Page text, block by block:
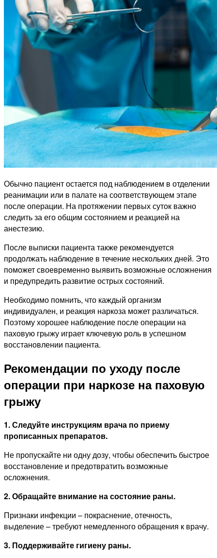
Обычно пациент остается под наблюдением в отделении
реанимации или в палате на соответствующем этапе
после операции. На протяжении первых суток важно
следить за его общим состоянием и реакцией на
анестезию.
После выписки пациента также рекомендуется
продолжать наблюдение в течение нескольких дней. Это
поможет своевременно выявить возможные осложнения
и предупредить развитие острых состояний.
Необходимо помнить, что каждый организм
индивидуален, и реакция наркоза может различаться.
Поэтому хорошее наблюдение после операции на
паховую грыжу играет ключевую роль в успешном
восстановлении пациента.
Рекомендации по уходу после
операции при наркозе на паховую
грыжу
1. Следуйте инструкциям врача по приему
прописанных препаратов.
Не пропускайте ни одну дозу, чтобы обеспечить быстрое
восстановление и предотвратить возможные
осложнения.
2. Обращайте внимание на состояние раны.
Признаки инфекции – покраснение, отечность,
выделение – требуют немедленного обращения к врачу.
3. Поддерживайте гигиену раны.